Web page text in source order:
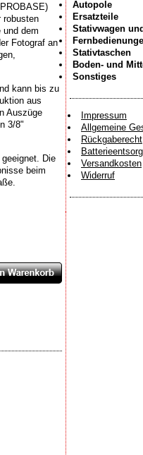
robusten
und dem
Fotograf an
kann bis zu
aus
Auszüge
3/8"
Die
beim
Autopole
Ersatzteile
Stativwagen
Stativtaschen
Boden- und
Sonstiges
Impressum
Allgemeine
Rückgaberecht
Versandkosten
Widerruf